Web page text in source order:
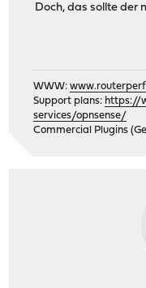
Doch, das sollte der
WWW:
Support plans: https://
services/opnsense/
Commercial Plugins